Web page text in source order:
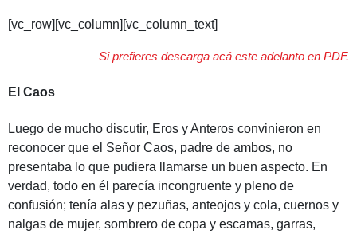
[vc_row][vc_column][vc_column_text]
Si prefieres descarga acá este adelanto en PDF.
El Caos
Luego de mucho discutir, Eros y Anteros convinieron en
reconocer que el Señor Caos, padre de ambos, no
presentaba lo que pudiera llamarse un buen aspecto. En
verdad, todo en él parecía incongruente y pleno de
confusión; tenía alas y pezuñas, anteojos y cola, cuernos y
nalgas de mujer, sombrero de copa y escamas, garras,